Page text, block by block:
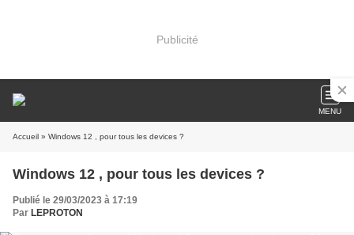
Publicité
MENU
Accueil » Windows 12 , pour tous les devices ?
Windows 12 , pour tous les devices ?
Publié le 29/03/2023 à 17:19
Par LEPROTON